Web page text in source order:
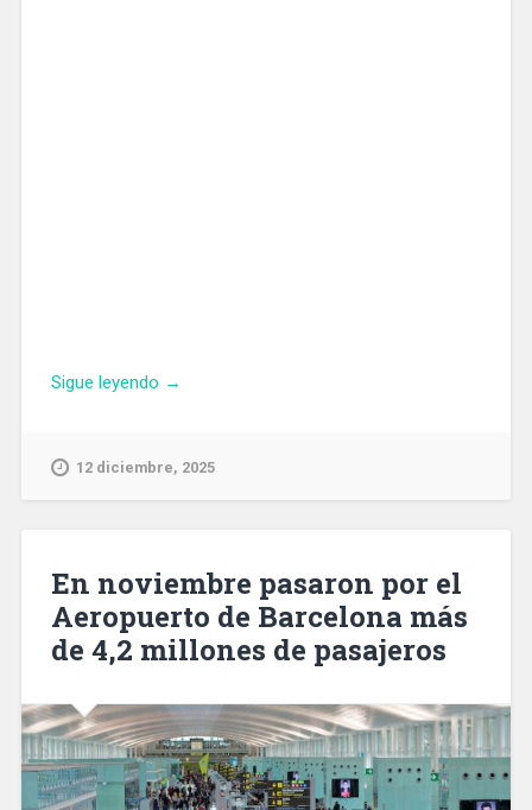
Sigue leyendo «Fira
cerrará
de
350
millones
→
12 diciembre, 2025
En noviembre pasaron por el
Aeropuerto de Barcelona más
de 4,2 millones de pasajeros